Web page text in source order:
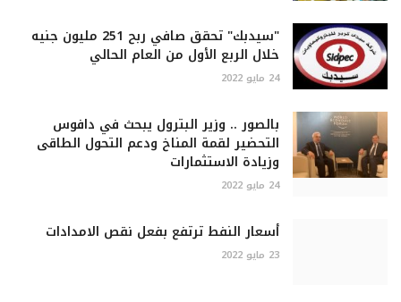
"سيدبك" تحقق صافي ربح 251 مليون جنيه
خلال الربع الأول من العام الحالي
24 مايو 2022
بالصور .. وزير البترول يبحث في دافوس
التحضير لقمة المناخ ودعم التحول الطاقى
وزيادة الاستثمارات
24 مايو 2022
أسعار النفط ترتفع بفعل نقص الامدادات
23 مايو 2022